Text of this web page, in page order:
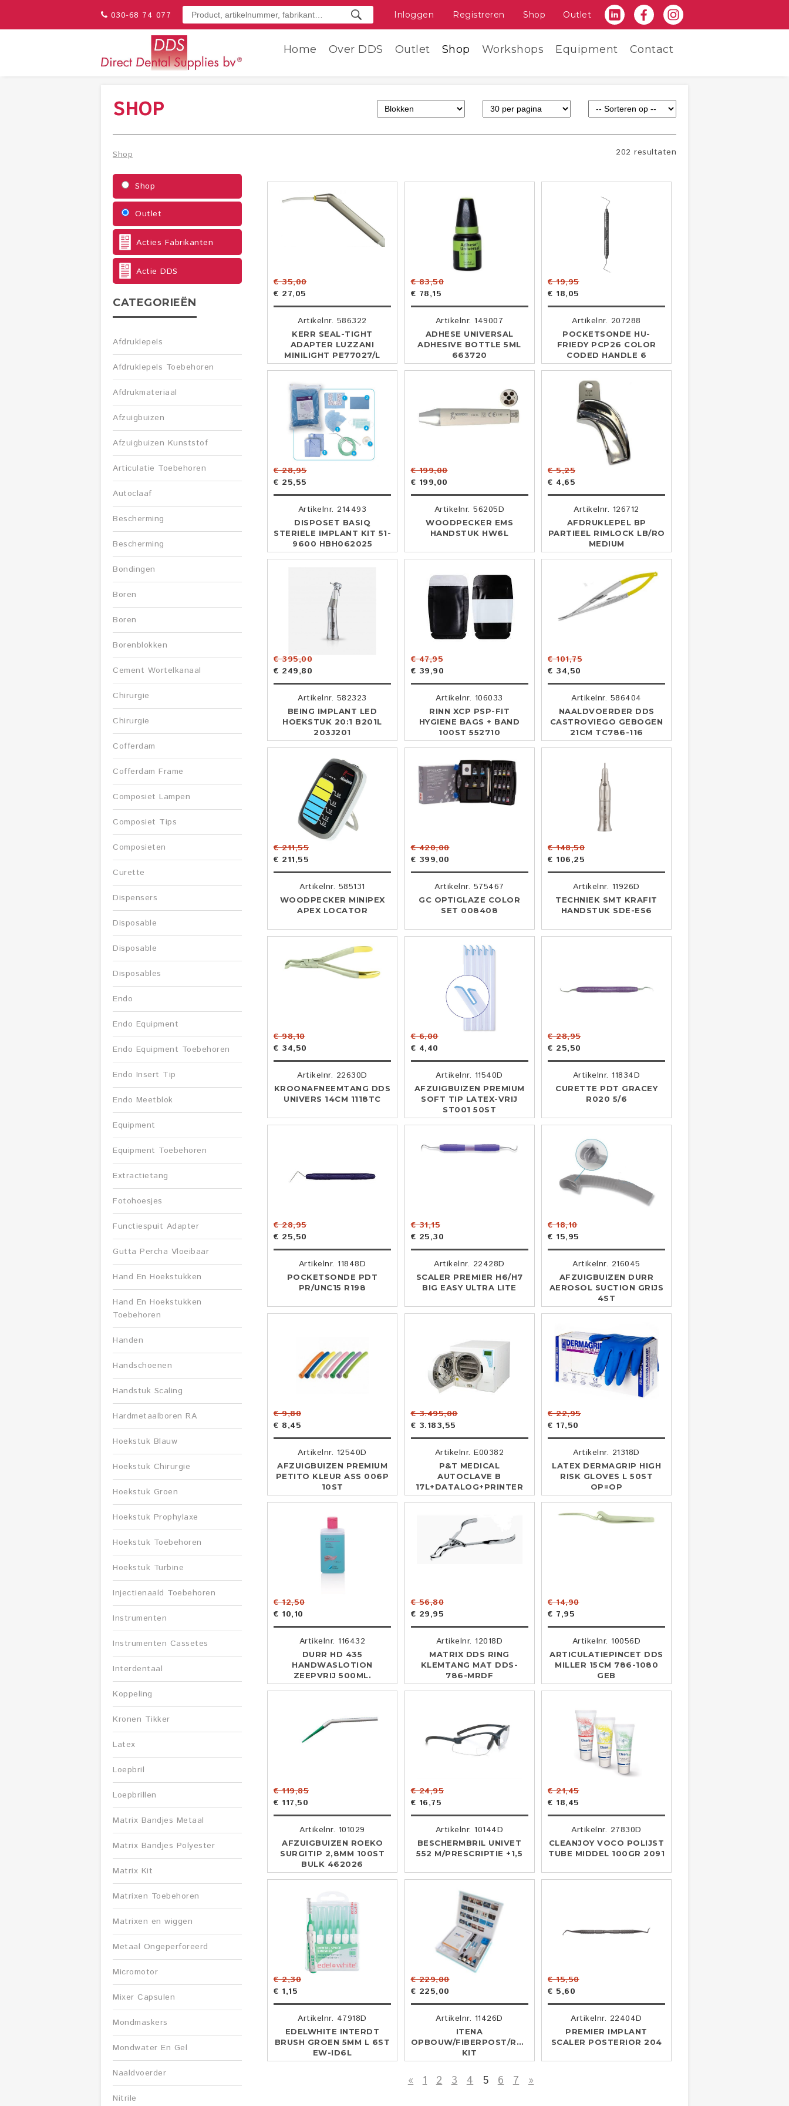
030-68 74 077 Inloggen Registreren Shop Outlet
Home Over DDS Outlet Shop Workshops Equipment Contact
SHOP
202 resultaten
Shop
Shop
Outlet
Acties Fabrikanten
Actie DDS
CATEGORIEËN
Afdruklepels
Afdruklepels Toebehoren
Afdrukmateriaal
Afzuigbuizen
Afzuigbuizen Kunststof
Articulatie Toebehoren
Autoclaaf
Bescherming
Bescherming
Bondingen
Boren
Boren
Borenblokken
Cement Wortelkanaal
Chirurgie
Chirurgie
Cofferdam
Cofferdam Frame
Composiet Lampen
Composiet Tips
Composieten
Curette
Dispensers
Disposable
Disposable
Disposables
Endo
Endo Equipment
Endo Equipment Toebehoren
Endo Insert Tip
Endo Meetblok
Equipment
Equipment Toebehoren
Extractietang
Fotohoesjes
Functiespuit Adapter
Gutta Percha Vloeibaar
Hand En Hoekstukken
Hand En Hoekstukken
Toebehoren
Handen
Handschoenen
Handstuk Scaling
Hardmetaalboren RA
Hoekstuk Blauw
Hoekstuk Chirurgie
Hoekstuk Groen
Hoekstuk Prophylaxe
Hoekstuk Toebehoren
Hoekstuk Turbine
Injectienaald Toebehoren
Instrumenten
Instrumenten Cassetes
Interdentaal
Koppeling
Kronen Tikker
Latex
Loepbril
Loepbrillen
Matrix Bandjes Metaal
Matrix Bandjes Polyester
Matrix Kit
Matrixen Toebehoren
Matrixen en wiggen
Metaal Ongeperforeerd
Micromotor
Mixer Capsulen
Mondmaskers
Mondwater En Gel
Naaldvoerder
Nitrile
€ 35,00
€ 27,05
Artikelnr. 586322
KERR SEAL-TIGHT
ADAPTER LUZZANI
MINILIGHT PE77027/L
€ 83,50
€ 78,15
Artikelnr. 149007
ADHESE UNIVERSAL
ADHESIVE BOTTLE 5ML
663720
€ 19,95
€ 18,05
Artikelnr. 207288
POCKETSONDE HU-
FRIEDY PCP26 COLOR
CODED HANDLE 6
€ 28,95
€ 25,55
Artikelnr. 214493
DISPOSET BASIQ
STERIELE IMPLANT KIT 51-
9600 HBH062025
€ 199,00
€ 199,00
Artikelnr. 56205D
WOODPECKER EMS
HANDSTUK HW6L
€ 5,25
€ 4,65
Artikelnr. 126712
AFDRUKLEPEL BP
PARTIEEL RIMLOCK LB/RO
MEDIUM
€ 395,00
€ 249,80
Artikelnr. 582323
BEING IMPLANT LED
HOEKSTUK 20:1 B201L
203J201
€ 47,95
€ 39,90
Artikelnr. 106033
RINN XCP PSP-FIT
HYGIENE BAGS + BAND
100ST 552710
€ 101,75
€ 34,50
Artikelnr. 586404
NAALDVOERDER DDS
CASTROVIEGO GEBOGEN
21CM TC786-116
€ 211,55
€ 211,55
Artikelnr. 585131
WOODPECKER MINIPEX
APEX LOCATOR
€ 420,00
€ 399,00
Artikelnr. 575467
GC OPTIGLAZE COLOR
SET 008408
€ 148,50
€ 106,25
Artikelnr. 11926D
TECHNIEK SMT KRAFIT
HANDSTUK SDE-ES6
€ 98,10
€ 34,50
Artikelnr. 22630D
KROONAFNEEMTANG DDS
UNIVERS 14CM 1118TC
€ 6,00
€ 4,40
Artikelnr. 11540D
AFZUIGBUIZEN PREMIUM
SOFT TIP LATEX-VRIJ
ST001 50ST
€ 28,95
€ 25,50
Artikelnr. 11834D
CURETTE PDT GRACEY
R020 5/6
€ 28,95
€ 25,50
Artikelnr. 11848D
POCKETSONDE PDT
PR/UNC15 R198
€ 31,15
€ 25,30
Artikelnr. 22428D
SCALER PREMIER H6/H7
BIG EASY ULTRA LITE
€ 18,10
€ 15,95
Artikelnr. 216045
AFZUIGBUIZEN DURR
AEROSOL SUCTION GRIJS
4ST
€ 9,80
€ 8,45
Artikelnr. 12540D
AFZUIGBUIZEN PREMIUM
PETITO KLEUR ASS 006P
10ST
€ 3.495,00
€ 3.183,55
Artikelnr. E00382
P&T MEDICAL
AUTOCLAVE B
17L+DATALOG+PRINTER
€ 22,95
€ 17,50
Artikelnr. 21318D
LATEX DERMAGRIP HIGH
RISK GLOVES L 50ST
OP=OP
€ 12,50
€ 10,10
Artikelnr. 116432
DURR HD 435
HANDWASLOTION
ZEEPVRIJ 500ML.
€ 56,80
€ 29,95
Artikelnr. 12018D
MATRIX DDS RING
KLEMTANG MAT DDS-
786-MRDF
€ 14,90
€ 7,95
Artikelnr. 10056D
ARTICULATIEPINCET DDS
MILLER 15CM 786-1080
GEB
€ 119,85
€ 117,50
Artikelnr. 101029
AFZUIGBUIZEN ROEKO
SURGITIP 2,8MM 100ST
BULK 462026
€ 24,95
€ 16,75
Artikelnr. 10144D
BESCHERMBRIL UNIVET
552 M/PRESCRIPTIE +1,5
€ 21,45
€ 18,45
Artikelnr. 27830D
CLEANJOY VOCO POLIJST
TUBE MIDDEL 100GR 2091
€ 2,30
€ 1,15
Artikelnr. 47918D
EDELWHITE INTERDT
BRUSH GROEN 5MM L 6ST
EW-ID6L
€ 229,00
€ 225,00
Artikelnr. 11426D
ITENA
OPBOUW/FIBERPOST/RESTORATION
KIT
€ 15,50
€ 5,60
Artikelnr. 22404D
PREMIER IMPLANT
SCALER POSTERIOR 204
« 1 2 3 4 5 6 7 »